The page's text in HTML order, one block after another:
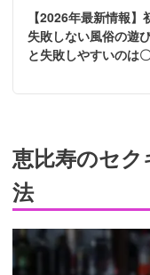
【2026年最新情報】
失敗しない風俗の遊
と失敗しやすいのは
恵比寿のセ
法